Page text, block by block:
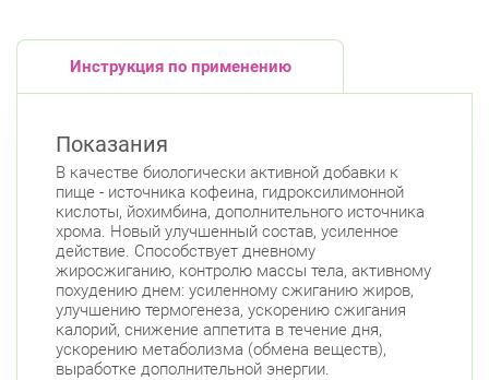
Инструкция по применению
Показания
В качестве биологически активной добавки к
пище - источника кофеина, гидроксилимонной
кислоты, йохимбина, дополнительного источника
хрома. Новый улучшенный состав, усиленное
действие. Способствует дневному
жиросжиганию, контролю массы тела, активному
похудению днем: усиленному сжиганию жиров,
улучшению термогенеза, ускорению сжигания
калорий, снижение аппетита в течение дня,
ускорению метаболизма (обмена веществ),
выработке дополнительной энергии.